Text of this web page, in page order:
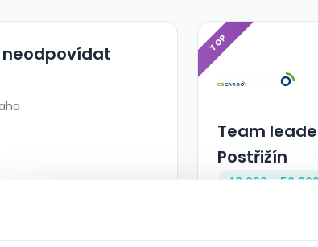
neodpovídat
TOP
Team
Postřižín
48 000 - 58